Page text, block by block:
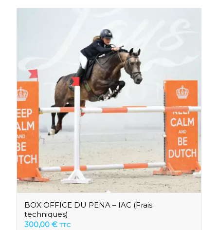
BOX OFFICE DU PENA – IAC (Frais
techniques)
300,00 € TTC